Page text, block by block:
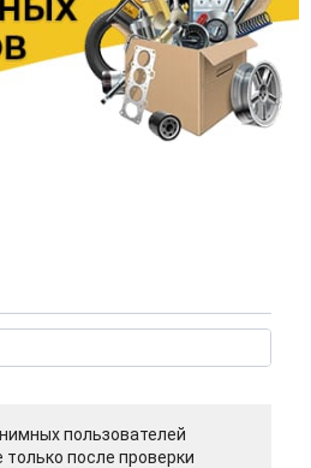
пользователей
после проверки